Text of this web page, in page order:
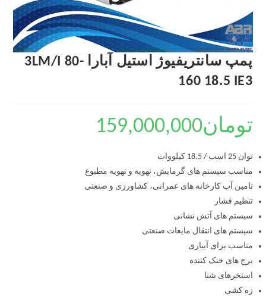
پمپ سانتریفیوژ استیل آبارا 3LM/I 80-
160 18.5 IE3
تومان159,000,000
توان 25 اسب / 18.5 کیلووات
مناسب سیستم های گرمایش، تهویه و تهویه مطبوع
تامین آب کارخانه های عمرانی، کشاورزی و صنعتی
تنظیم فشار
سیستم های آتش نشانی
سیستم های انتقال مایعات صنعتی
مناسب برای آبیاری
برج های خنک کننده
استخرهای شنا
زه کشی